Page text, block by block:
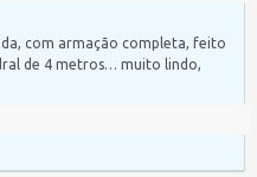
com armação completa, feito
de 4 metros… muito lindo,